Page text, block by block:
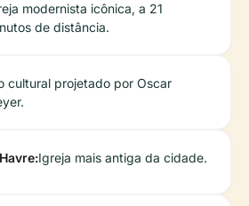
modernista icônica, a 21
de distância.
cultural projetado por Oscar
Igreja mais antiga da cidade.